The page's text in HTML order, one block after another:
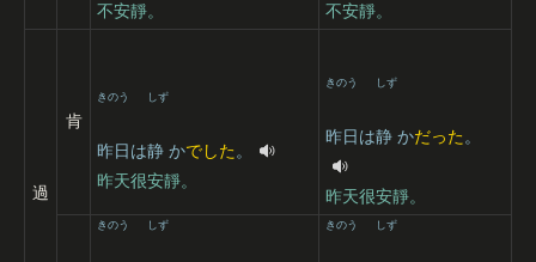
不安靜。
不安靜。
過
肯
昨日
きのう
は静
しず
かでした 。
昨天很安靜。
昨日
きのう
は静
しず
かだった 。
昨天很安靜。
きのう しず きのう しず